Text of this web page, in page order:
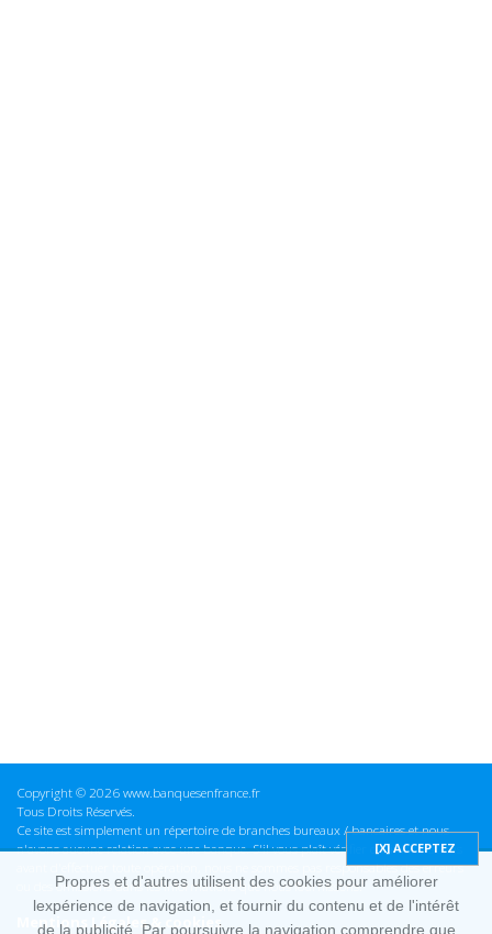
Copyright © 2026 www.banquesenfrance.fr
Tous Droits Réservés.
Ce site est simplement un répertoire de branches bureaux / bancaires et nous
n'avons aucune relation avec une banque. S'il vous plaît vérifier ces informations
avant d'effectuer toute opération, nous ne sommes pas responsables des erreurs
ou des omissions dans les informations que nous fournissons.
Mentions Légales & cookies
Propres et d'autres utilisent des cookies pour améliorer
lexpérience de navigation, et fournir du contenu et de l'intérêt
de la publicité. Par poursuivre la navigation comprendre que